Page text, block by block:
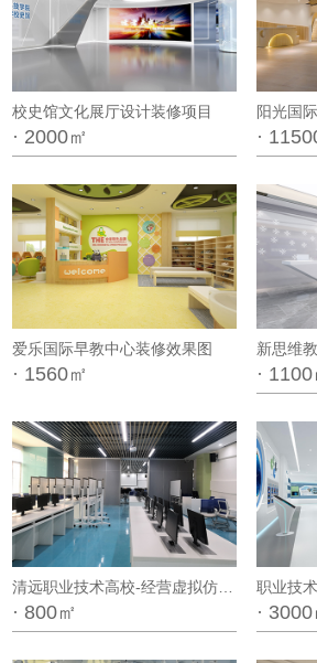
校史馆文化展厅设计装修项目
· 2000㎡
阳光国
·
爱乐国际早教中心装修效果图
· 1560㎡ · 1100
清远职业技术高校-经营虚拟仿真中心装修工程
· 800㎡ · 3000